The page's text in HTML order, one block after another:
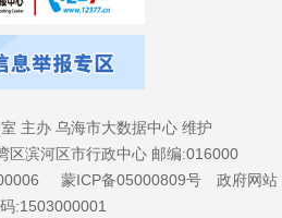
主办 乌海市大数据中心 维护
区滨河区市行政中心 邮编:016000
蒙ICP备05000809号
政府网站
:1503000001